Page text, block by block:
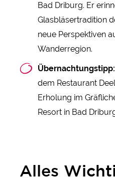
Bad Driburg. Er
Glasbläsertradition
neue Perspektiven
Wanderregion.
Übernachtungstipp:
dem Restaurant
Erholung im
Resort in Bad
Alles